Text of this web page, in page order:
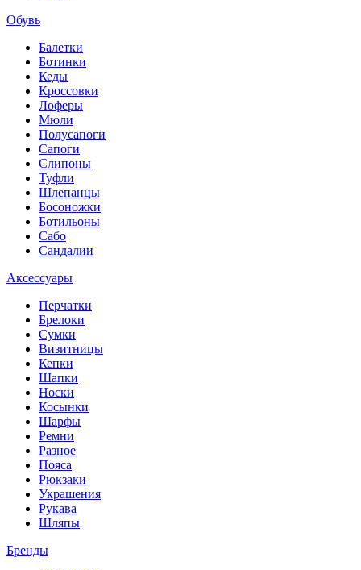
Обувь
Балетки
Ботинки
Кеды
Кроссовки
Лоферы
Мюли
Полусапоги
Сапоги
Слипоны
Туфли
Шлепанцы
Босоножки
Ботильоны
Сабо
Сандалии
Аксессуары
Перчатки
Брелоки
Сумки
Визитницы
Кепки
Шапки
Носки
Косынки
Шарфы
Ремни
Разное
Пояса
Рюкзаки
Украшения
Рукава
Шляпы
Бренды